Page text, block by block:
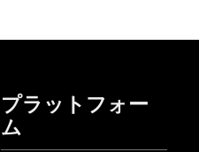
プラットフォー
ム